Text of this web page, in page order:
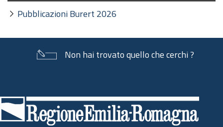
Pubblicazioni Burert 2026
Non hai trovato quello che cerchi ?
di
pagina